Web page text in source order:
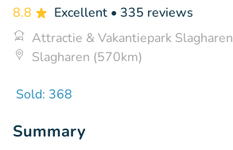
8.8
Excellent • 335 reviews
Attractie & Vakantiepark Slagharen
Slagharen (570km)
Sold: 368
Summary